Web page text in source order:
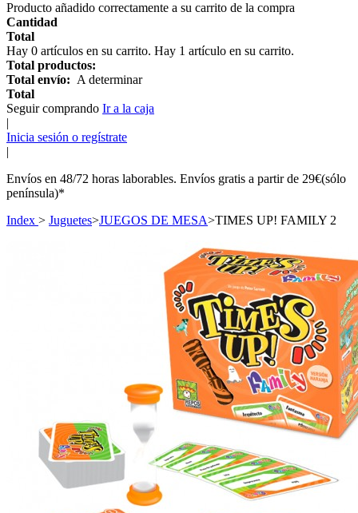
Producto añadido correctamente a su carrito de la compra
Cantidad
Total
Hay 0 artículos en su carrito. Hay 1 artículo en su carrito.
Total productos:
Total envío: A determinar
Total
Seguir comprando Ir a la caja
|
Inicia sesión o regístrate
|
Envíos en 48/72 horas laborables. Envíos gratis a partir de 29€(sólo
península)*
Index > Juguetes>JUEGOS DE MESA>TIMES UP! FAMILY 2